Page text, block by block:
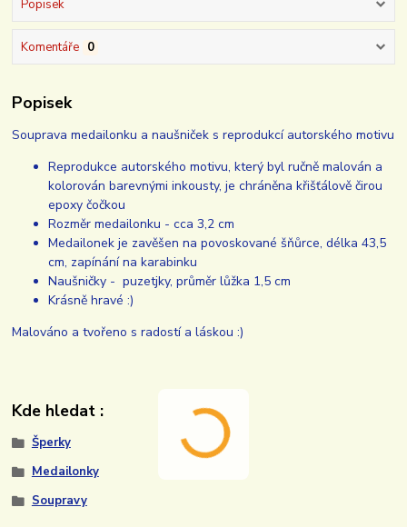
Popisek
Komentáře 0
Popisek
Souprava medailonku a naušniček s reprodukcí autorského motivu
Reprodukce autorského motivu, který byl ručně malován a
kolorován barevnými inkousty, je chráněna křišťálově čirou
epoxy čočkou
Rozměr medailonku - cca 3,2 cm
Medailonek je zavěšen na povoskované šňůrce, délka 43,5
cm, zapínání na karabinku
Naušničky - puzetjky, průměr lůžka 1,5 cm
Krásně hravé :)
Malováno a tvořeno s radostí a láskou :)
Kde hledat :
Šperky
Medailonky
Soupravy